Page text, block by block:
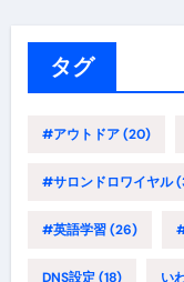
タグ
#アウトドア(20)
#サロンドロワイヤル
#英語学習(26)
DNS設定(18) い